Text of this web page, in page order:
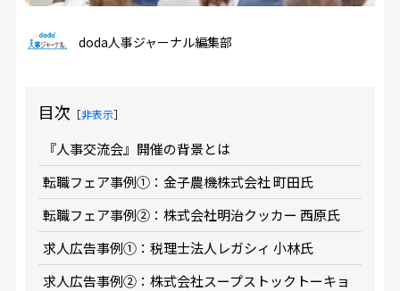
doda人事ジャーナル編集部
目次 ［非表示］
『人事交流会』開催の背景とは
転職フェア事例①：金子農機株式会社 町田氏
転職フェア事例②：株式会社明治クッカー 西原氏
求人広告事例①：税理士法人レガシィ 小林氏
求人広告事例②：株式会社スープストックトーキョ